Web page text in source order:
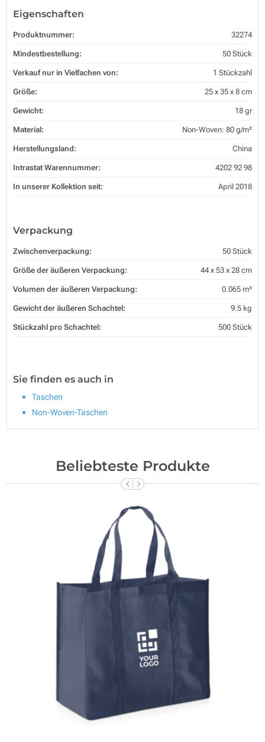
Eigenschaften
Produktnummer: 32274
Mindestbestellung: 50 Stück
Verkauf nur in Vielfachen von: 1 Stückzahl
Größe: 25 x 35 x 8 cm
Gewicht: 18 gr
Material: Non-Woven: 80 g/m²
Herstellungsland: China
Intrastat Warennummer: 4202 92 98
In unserer Kollektion seit: April 2018
Verpackung
Zwischenverpackung: 50 Stück
Größe der äußeren Verpackung: 44 x 53 x 28 cm
Volumen der äußeren Verpackung: 0.065 m³
Gewicht der äußeren Schachtel: 9.5 kg
Stückzahl pro Schachtel: 500 Stück
Sie finden es auch in
Taschen
Non-Woven-Taschen
Beliebteste Produkte